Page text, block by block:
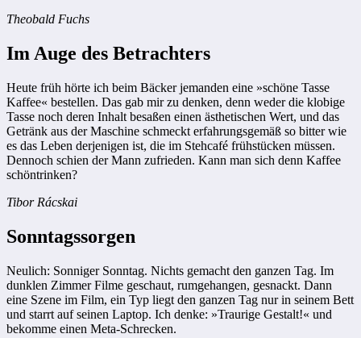
Theobald Fuchs
Im Auge des Betrachters
Heute früh hörte ich beim Bäcker jemanden eine »schöne Tasse
Kaffee« bestellen. Das gab mir zu denken, denn weder die klobige
Tasse noch deren Inhalt besaßen einen ästhetischen Wert, und das
Getränk aus der Maschine schmeckt erfahrungsgemäß so bitter wie
es das Leben derjenigen ist, die im Stehcafé frühstücken müssen.
Dennoch schien der Mann zufrieden. Kann man sich denn Kaffee
schöntrinken?
Tibor Rácskai
Sonntagssorgen
Neulich: Sonniger Sonntag. Nichts gemacht den ganzen Tag. Im
dunklen Zimmer Filme geschaut, rumgehangen, gesnackt. Dann
eine Szene im Film, ein Typ liegt den ganzen Tag nur in seinem Bett
und starrt auf seinen Laptop. Ich denke: »Traurige Gestalt!« und
bekomme einen Meta-Schrecken.